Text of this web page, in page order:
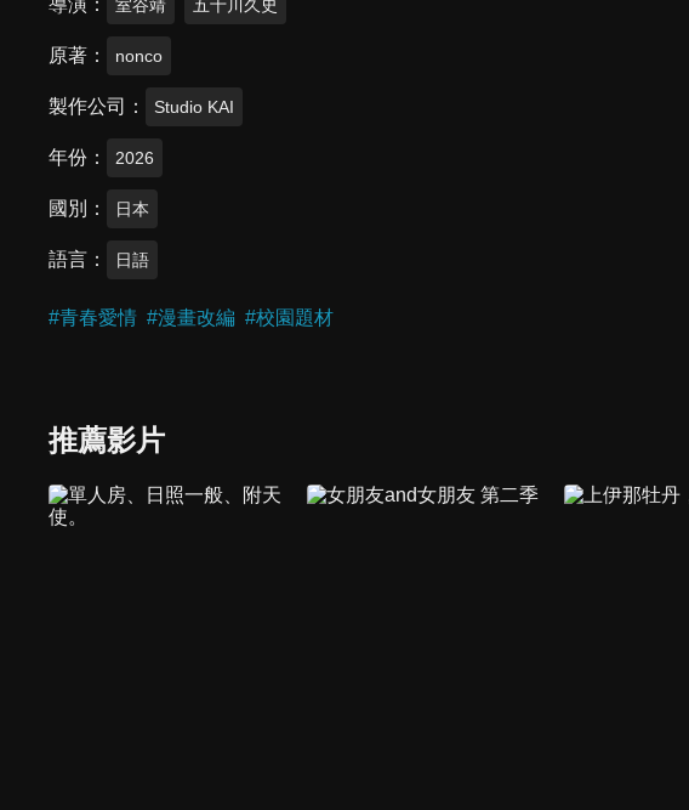
導演 室谷靖 五十川久史
原著 nonco
製作公司 Studio KAI
年份 2026
國別 日本
語言 日語
#青春愛情 #漫畫改編 #校園題材
推薦影片